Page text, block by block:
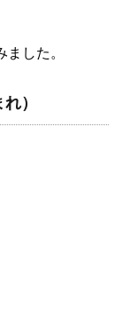
した。
）